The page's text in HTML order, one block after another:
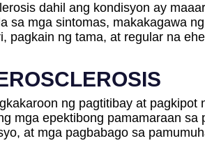
dahil ang kondisyon ay
sa mga sintomas, makakagawa
pagkain ng tama, at regular na
ng pagtitibay at
mga epektibong pamamaraan
at mga pagbabago sa